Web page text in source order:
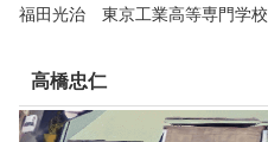
福田光治 東京工業高等専門学校
高橋忠仁